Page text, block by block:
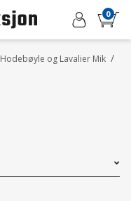
0
/
Hodebøyle og Lavalier Mik